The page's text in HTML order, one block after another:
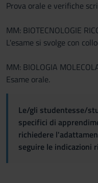
Prova orale e verifiche
MM: BIOTECNOLOGIE
L'esame si svolge con
MM: BIOLOGIA
Esame orale.
Le/gli studentesse/
specifici di
richiedere
seguire le indicazioni